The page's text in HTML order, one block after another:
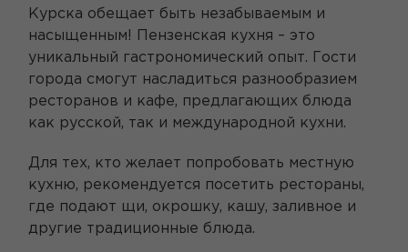
Курска обещает быть незабываемым и
насыщенным! Пензенская кухня – это
уникальный гастрономический опыт. Гости
города смогут насладиться разнообразием
ресторанов и кафе, предлагающих блюда
как русской, так и международной кухни.
Для тех, кто желает попробовать местную
кухню, рекомендуется посетить рестораны,
где подают щи, окрошку, кашу, заливное и
другие традиционные блюда.